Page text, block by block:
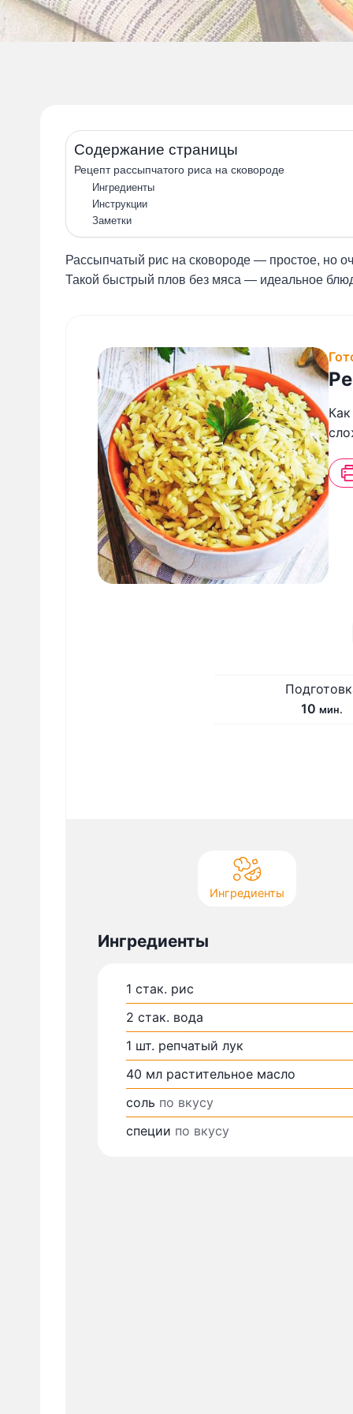
Содержание страницы
Рецепт рассыпчатого риса на сковороде
Ингредиенты
Инструкции
Заметки
Рассыпчатый рис на сковороде — простое, но
Такой быстрый плов без мяса — идеальное
10 м
мин.
Ингредиенты
Ингредиенты
1 стак. рис
2 стак. вода
1 шт. репчатый лук
40 мл растительное масло
соль по вкусу
специи по вкусу